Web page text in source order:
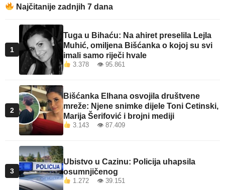
Najčitanije zadnjih 7 dana
1
Tuga u Bihaću: Na ahiret preselila Lejla
Muhić, omiljena Bišćanka o kojoj su svi
imali samo riječi hvale
3.378 👁 95.861
2
Bišćanka Elhana osvojila društvene
mreže: Njene snimke dijele Toni Cetinski,
Marija Šerifović i brojni mediji
3.143 👁 87.409
3
Ubistvo u Cazinu: Policija uhapsila
osumnjičenog
1.272 👁 39.151